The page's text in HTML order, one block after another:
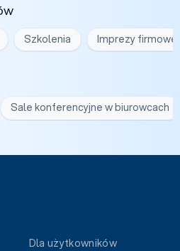
Szkolenia Imprezy firmowe
Sale konferencyjne w biurowcach
Dla użytkowników